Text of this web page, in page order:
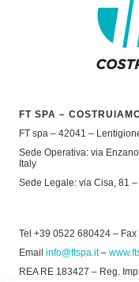
FT SPA –
FT spa – 42041 –
Sede Operativa: via
Italy
Sede Legale: via Cisa, 81
Tel +39 0522 680424 –
Email info@ftspa.it–
REA RE 183427 – Reg.